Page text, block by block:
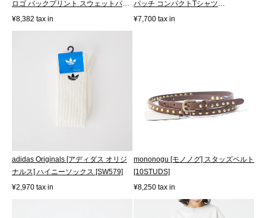
ロゴ バックプリント スウェットパー
カ...
¥8,382 tax in
パッチ コンパクトTシャツ
[1052610...
¥7,700 tax in
adidas Originals [アディダス オリジ
ナルス] ハイニーソックス [SW579]
¥2,970 tax in
mononogu [モノノグ] スタッズベルト
[10STUDS]
¥8,250 tax in